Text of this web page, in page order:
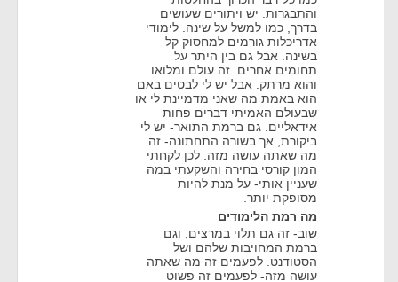
והתבגרות: יש ויתורים שעושים
בדרך, כמו למשל על שינה. לימודי
אדריכלות גורמים למחסוק קל
בשינה. אבל גם בין היתר על
תחומים אחרים. זה עולם ומלואו
והוא מרתק. אבל יש לי לבטים באם
הוא באמת מה שאני מדמיינת לי או
שבעולם האמיתי דברים פחות
אידאליים. גם ברמת התואר- יש לי
ביקורת, אך בשורה התחתונה- זה
מה שאתה עושה מזה. לכן לקחתי
המון קורסי בחירה והשקעתי במה
שעניין אותי- על מנת להיות
מסופקת יותר.
מה רמת הלימודים
שוב- זה גם תלוי במרצים, וגם
ברמת המחויבות שלהם ושל
הסטודנט. לפעמים זה מה שאתה
עושה מזה- לפעמים זה פשוט